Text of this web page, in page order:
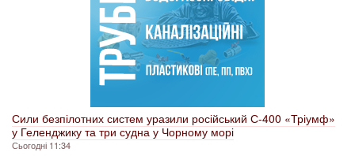
Сили безпілотних систем уразили російський С-400 «Тріумф»
у Геленджику та три судна у Чорному морі
Сьогодні 11:34